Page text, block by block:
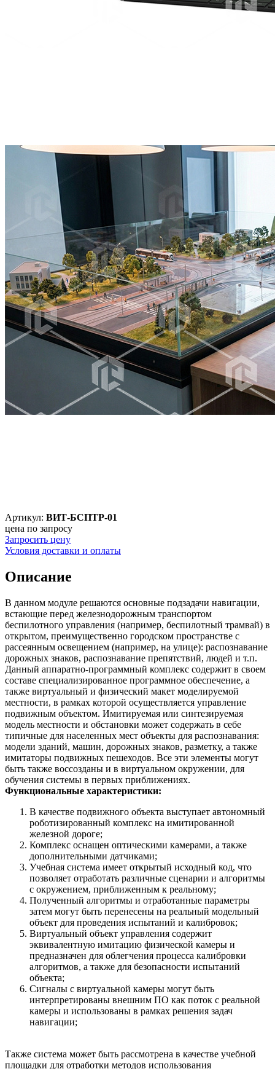
Артикул: ВИТ-БСПТР-01
цена по запросу
Запросить цену
Условия доставки и оплаты
Описание
В данном модуле решаются основные подзадачи навигации,
встающие перед железнодорожным транспортом
беспилотного управления (например, беспилотный трамвай) в
открытом, преимущественно городском пространстве с
рассеянным освещением (например, на улице): распознавание
дорожных знаков, распознавание препятствий, людей и т.п.
Данный аппаратно-программный комплекс содержит в своем
составе специализированное программное обеспечение, а
также виртуальный и физический макет моделируемой
местности, в рамках которой осуществляется управление
подвижным объектом. Имитируемая или синтезируемая
модель местности и обстановки может содержать в себе
типичные для населенных мест объекты для распознавания:
модели зданий, машин, дорожных знаков, разметку, а также
имитаторы подвижных пешеходов. Все эти элементы могут
быть также воссозданы и в виртуальном окружении, для
обучения системы в первых приближениях.
Функциональные характеристики:
В качестве подвижного объекта выступает автономный
роботизированный комплекс на имитированной
железной дороге;
Комплекс оснащен оптическими камерами, а также
дополнительными датчиками;
Учебная система имеет открытый исходный код, что
позволяет отработать различные сценарии и алгоритмы
с окружением, приближенным к реальному;
Полученный алгоритмы и отработанные параметры
затем могут быть перенесены на реальный модельный
объект для проведения испытаний и калибровок;
Виртуальный объект управления содержит
эквивалентную имитацию физической камеры и
предназначен для облегчения процесса калибровки
алгоритмов, а также для безопасности испытаний
объекта;
Сигналы с виртуальной камеры могут быть
интерпретированы внешним ПО как поток с реальной
камеры и использованы в рамках решения задач
навигации;
Также система может быть рассмотрена в качестве учебной
площадки для отработки методов использования